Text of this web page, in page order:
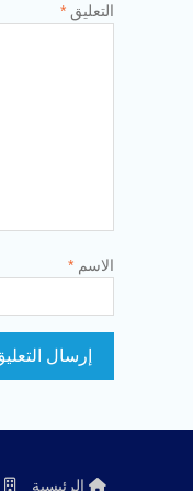
التعليق *
الاسم *
الرئيسية